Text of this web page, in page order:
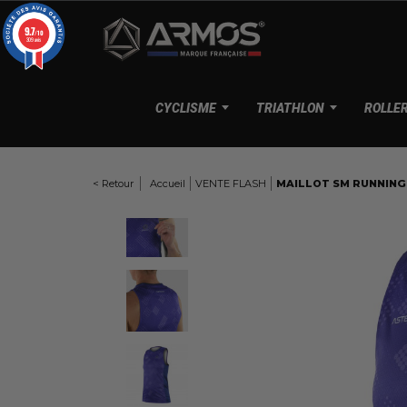
CYCLISME TRIATHLON
< Retour Accueil VENTE FLASH MAILLOT SM
9.7/10
309 avis
Panneau de gestion des cookies